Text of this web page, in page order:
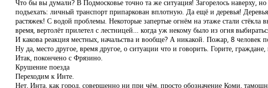
Что бы вы думали? В Подмосковье точно та же ситуация! Загорелось
подъехать: личный транспорт припаркован вплотную. Да ещё и деревья!
растяжек! С водой проблемы. Некоторые запертые огнём на этаже стали
время, вертолёт прилетел с лестницей… когда уж некому было из огня
И какова реакция местных, начальства и вообще? А никакой. Пожар, 8 человек
Ну да, место другое, время другое, о ситуации что и говорить. Горите,
Итак, покончено с Фрязино.
Крушение поезда
Переходим к Инте.
Нет, Инта, как город, совершенно ни при чём, просто обозначение Коми,